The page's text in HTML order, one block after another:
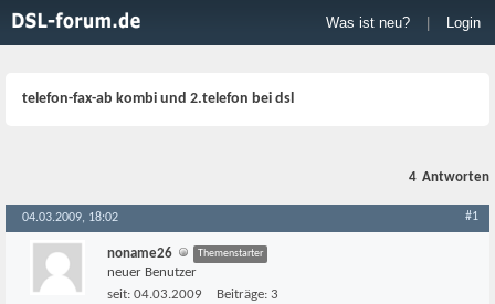
Was ist neu? Login
telefon-fax-ab kombi und 2.telefon bei dsl
4 Antworten
04.03.2009, 18:02 #1
noname26 Themenstarter
neuer Benutzer
seit: 04.03.2009 Beiträge: 3